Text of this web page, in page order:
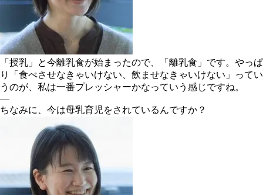
「授乳」と今離乳食が始まったので、「離乳食」です。やっぱ
り「食べさせなきゃいけない、飲ませなきゃいけない」ってい
うのが、私は一番プレッシャーかなっていう感じですね。
―
ちなみに、今は母乳育児をされているんですか？